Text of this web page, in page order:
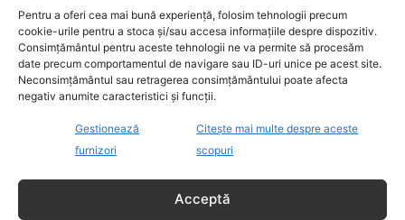
Pentru a oferi cea mai bună experiență, folosim tehnologii precum
cookie-urile pentru a stoca și/sau accesa informațiile despre dispozitiv.
Consimțământul pentru aceste tehnologii ne va permite să procesăm
date precum comportamentul de navigare sau ID-uri unice pe acest site.
Neconsimțământul sau retragerea consimțământului poate afecta
negativ anumite caracteristici și funcții.
Gestionează
furnizori
Citește mai multe despre aceste
scopuri
Acceptă
Bolojan dă undă verde Transelectrica să
taie curentul companiilor, în contextul…
Ilie Bolojan a transmis astăzi că va da
undă verde Transelectrica să taie
actualei crize energetice[...]